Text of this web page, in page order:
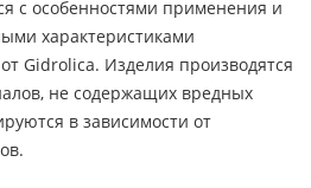
с особенностями применения и
характеристиками
Gidrolica. Изделия производятся
не содержащих вредных
в зависимости от